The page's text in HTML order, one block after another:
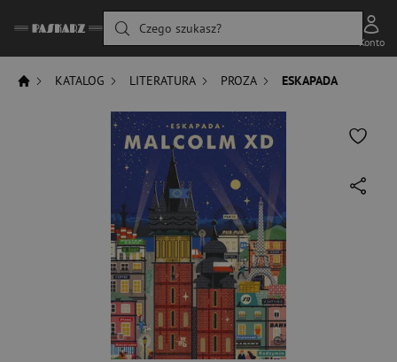
Czego szukasz?
Konto
KATALOG LITERATURA PROZA ESKAPADA